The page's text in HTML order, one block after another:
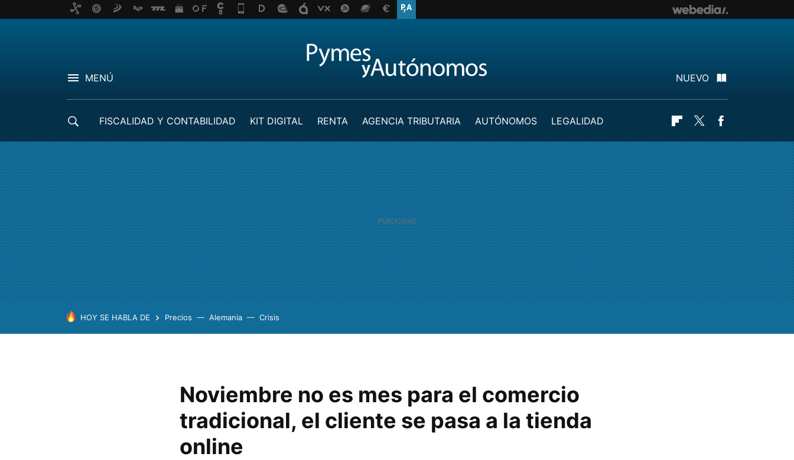
MENÚ NUEVO
FISCALIDAD Y CONTABILIDAD KIT DIGITAL RENTA AGENCIA TRIBUTARIA AUTÓNOMOS
LEGALIDAD
Flipboard
Twitter
HOY SE HABLA DE Precios Alemania Crisis
Noviembre no es mes para el comercio
tradicional, el cliente se pasa a la tienda
online